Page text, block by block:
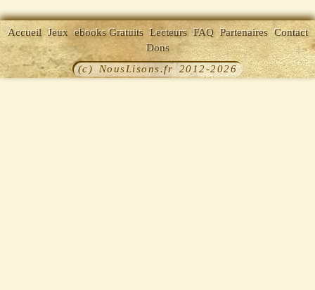
Accueil Jeux ebooks Gratuits Lecteurs FAQ Partenaires Contact
Dons
(c) NousLisons.fr 2012-2026